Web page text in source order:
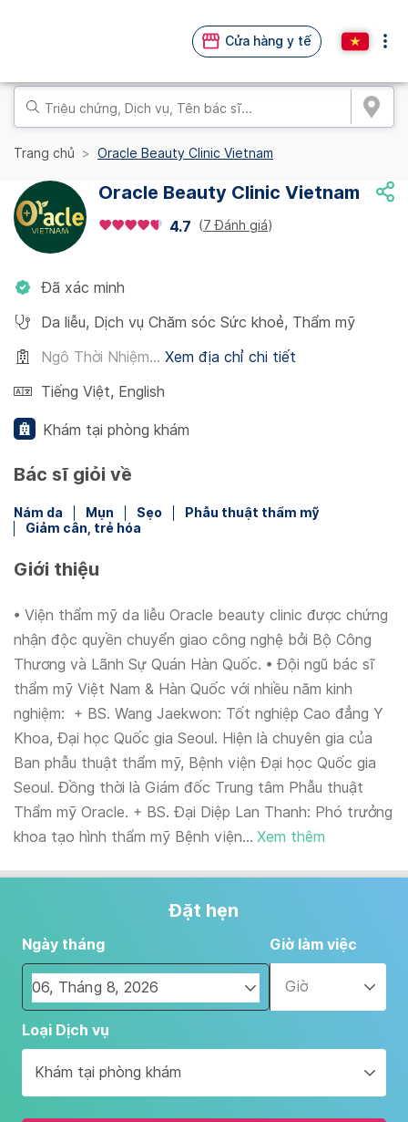
Cửa hàng y tế
Trang chủ Oracle Beauty Clinic Vietnam
Oracle Beauty Clinic Vietnam
4.7 (7 Đánh giá)
Đã xác minh
Da liễu, Dịch vụ Chăm sóc Sức khoẻ, Thẩm mỹ
Ngô Thời Nhiệm... Xem địa chỉ chi tiết
Tiếng Việt, English
Khám tại phòng khám
Bác sĩ giỏi về
Nám da Mụn Sẹo
Phẫu thuật thẩm mỹ
Giảm cân, trẻ hóa
Giới thiệu
• Viện thẩm mỹ da liễu Oracle beauty clinic được chứng
nhận độc quyền chuyển giao công nghệ bởi Bộ Công
Thương và Lãnh Sự Quán Hàn Quốc. • Đội ngũ bác sĩ
thẩm mỹ Việt Nam & Hàn Quốc với nhiều năm kinh
nghiệm: + BS. Wang Jaekwon: Tốt nghiệp Cao đẳng Y
Khoa, Đại học Quốc gia Seoul. Hiện là chuyên gia của
Ban phẫu thuật thẩm mỹ, Bệnh viện Đại học Quốc gia
Seoul. Đồng thời là Giám đốc Trung tâm Phẫu thuật
Thẩm mỹ Oracle. + BS. Đại Diệp Lan Thanh: Phó trưởng
khoa tạo hình thẩm mỹ Bệnh viện... Xem thêm
Đặt hẹn
Ngày tháng
Navigate
forward
interact
with
Giờ làm việc
Giờ
Loại Dịch vụ
Khám tại phòng khám